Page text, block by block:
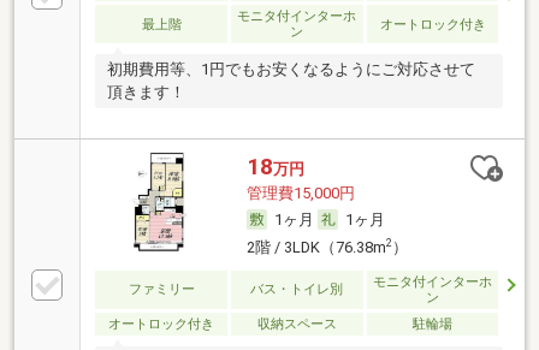
最上階
モニタ付インターホ
ン
オートロック付き
初期費用等、1円でもお安くなるようにご対応させて
頂きます！
18万円
管理費15,000円
1ヶ月
1ヶ月
2階 / 3LDK（76.38m2）
ファミリー バス・トイレ別
モニタ付インターホ
ン
オートロック付き
収納スペース 駐輪場